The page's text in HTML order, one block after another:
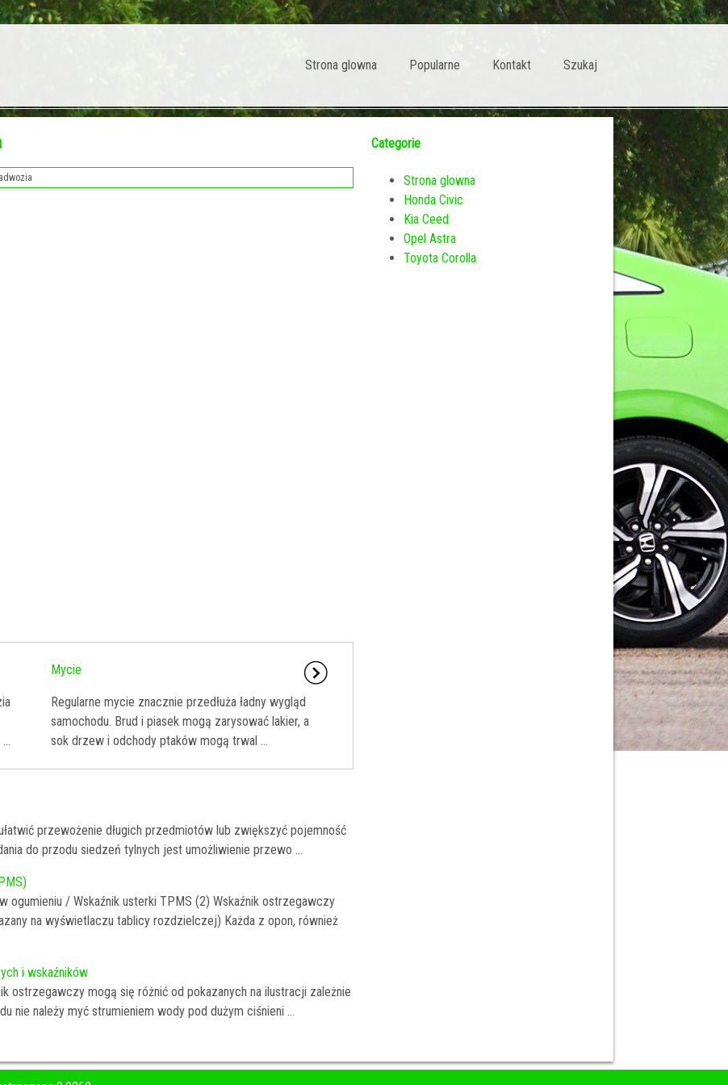
Strona glowna Popularne Kontakt Szukaj
Mycie
Regularne mycie znacznie przedłuża ładny wygląd
samochodu. Brud i piasek mogą zarysować lakier, a
sok drzew i odchody ptaków mogą trwal ...
przewożenie długich przedmiotów lub zwiększyć pojemność
do przodu siedzeń tylnych jest umożliwienie przewo ...
ogumieniu / Wskaźnik usterki TPMS (2) Wskaźnik ostrzegawczy
na wyświetlaczu tablicy rozdzielczej) Każda z opon, również
i wskaźników
ostrzegawczy mogą się różnić od pokazanych na ilustracji zależnie
nie należy myć strumieniem wody pod dużym ciśnieni ...
Categorie
Strona glowna
Honda Civic
Kia Ceed
Opel Astra
Toyota Corolla